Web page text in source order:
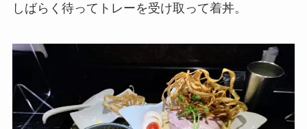
しばらく待ってトレーを受け取って着丼。